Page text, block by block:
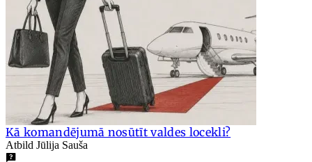
Kā komandējumā nosūtīt valdes locekli?
Atbild Jūlija Sauša